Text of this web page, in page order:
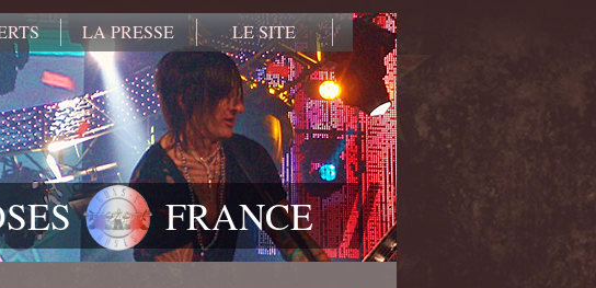
LA PRESSE LE SITE
FRANCE